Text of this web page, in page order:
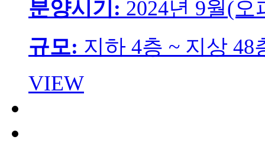
분양시기: 2024년 9월(
규모: 지하 4층 ~ 지상 48
VIEW